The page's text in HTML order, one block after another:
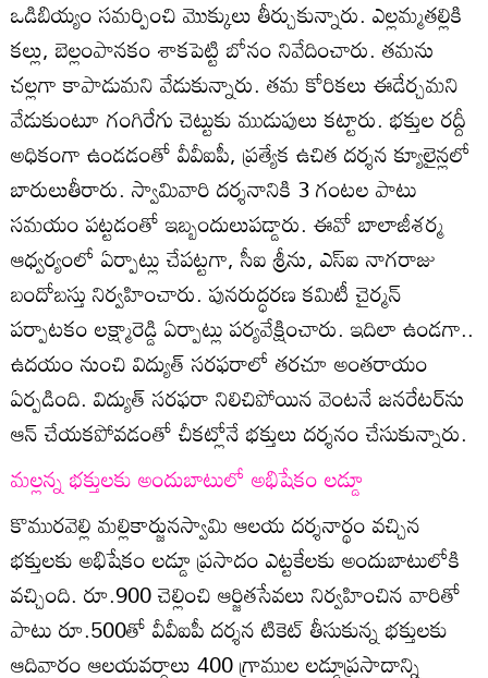
ఒడిబియ్యం సమర్పించి మొక్కులు తీర్చుకున్నారు. ఎల్లమ్మతల్లికి
కల్లు, బెల్లంపానకం శాకపెట్టి బోనం నివేదించారు. తమను
చల్లగా కాపాడుమని వేడుకున్నారు. తమ కోరికలు ఈడేర్చమని
వేడుకుంటూ గంగిరేగు చెట్టుకు ముడుపులు కట్టారు. భక్తుల రద్దీ
అధికంగా ఉండడంతో వీవీఐపీ, ప్రత్యేక ఉచిత దర్శన క్యూలైన్లలో
బారులుతీరారు. స్వామివారి దర్శనానికి 3 గంటల పాటు
సమయం పట్టడంతో ఇబ్బందులుపడ్డారు. ఈవో బాలాజీశర్మ
ఆధ్వర్యంలో ఏర్పాట్లు చేపట్టగా, సీఐ శ్రీను, ఎస్‌ఐ నాగరాజు
బందోబస్తు నిర్వహించారు. పునరుద్ధరణ కమిటీ చైర్మన్‌
పర్పాటకం లక్ష్మారెడ్డి ఏర్పాట్లు పర్యవేక్షించారు. ఇదిలా ఉండగా..
ఉదయం నుంచి విద్యుత్‌ సరఫరాలో తరచూ అంతరాయం
ఏర్పడింది. విద్యుత్‌ సరఫరా నిలిచిపోయిన వెంటనే జనరేటర్‌ను
ఆన్‌ చేయకపోవడంతో చీకట్లోనే భక్తులు దర్శనం చేసుకున్నారు.
మల్లన్న భక్తులకు అందుబాటులో అభిషేకం లడ్డూ
కొమురవెల్లి మల్లికార్జునస్వామి ఆలయ దర్శనార్థం వచ్చిన
భక్తులకు అభిషేకం లడ్డూ ప్రసాదం ఎట్టకేలకు అందుబాటులోకి
వచ్చింది. రూ.900 చెల్లించి ఆర్జితసేవలు నిర్వహించిన వారితో
పాటు రూ.500తో వీవీఐపీ దర్శన టికెట్‌ తీసుకున్న భక్తులకు
ఆదివారం ఆలయవర్గాలు 400 గ్రాముల లడ్డూప్రసాదాన్ని